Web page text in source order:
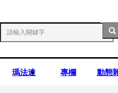
瑪法達 專欄 動態